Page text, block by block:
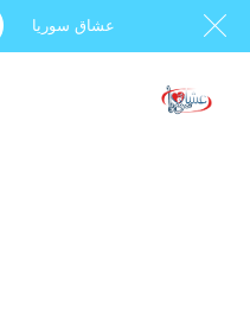
عشاق سوريا